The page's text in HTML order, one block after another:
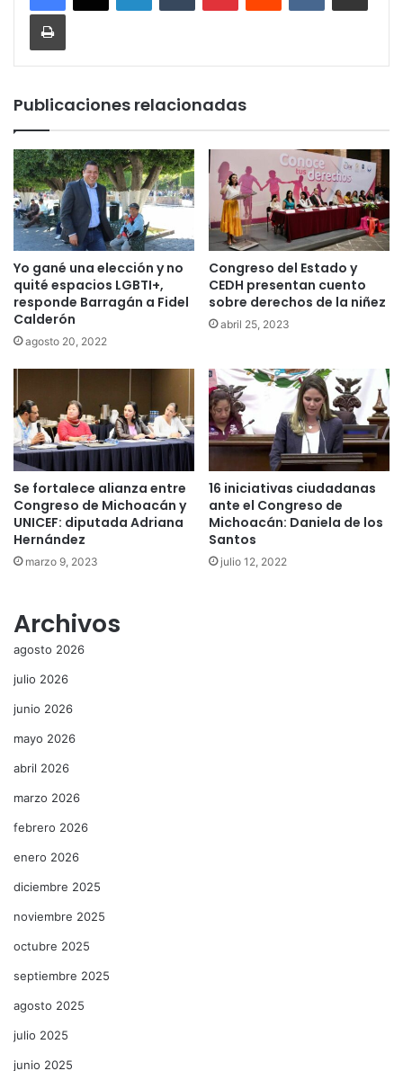
Imprimir
Publicaciones relacionadas
Yo gané una elección y no
quité espacios LGBTI+,
responde Barragán a Fidel
Calderón
agosto 20, 2022
Congreso del Estado y
CEDH presentan cuento
sobre derechos de la niñez
abril 25, 2023
Se fortalece alianza entre
Congreso de Michoacán y
UNICEF: diputada Adriana
Hernández
marzo 9, 2023
16 iniciativas ciudadanas
ante el Congreso de
Michoacán: Daniela de los
Santos
julio 12, 2022
Archivos
agosto 2026
julio 2026
junio 2026
mayo 2026
abril 2026
marzo 2026
febrero 2026
enero 2026
diciembre 2025
noviembre 2025
octubre 2025
septiembre 2025
agosto 2025
julio 2025
junio 2025